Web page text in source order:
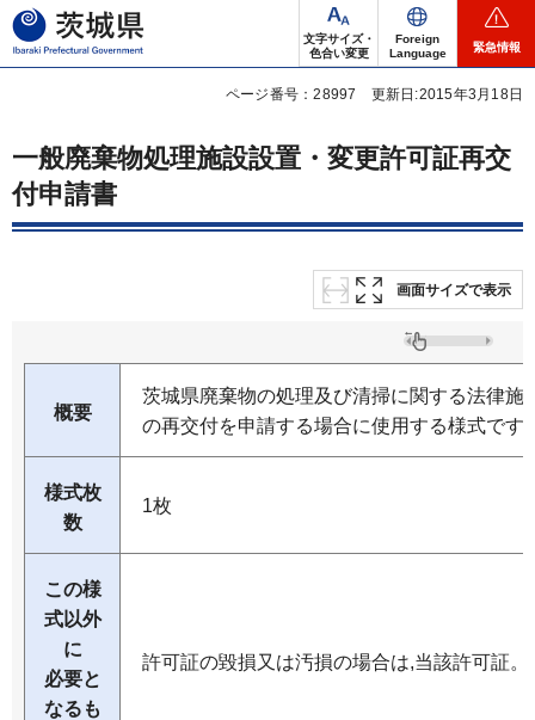
茨城県
文字サイズ・
色合い変更
Foreign
Language
緊急情報
ページ番号：28997 更新日:2015年3月18日
一般廃棄物処理施設設置・変更許可証再交
付申請書
画面サイズで表示
概要
茨城県廃棄物の処理及び清掃に関する法律施
の再交付を申請する場合に使用する様式です
様式枚
数
1枚
この様
式以外
に
必要と
なるも
許可証の毀損又は汚損の場合は,当該許可証。